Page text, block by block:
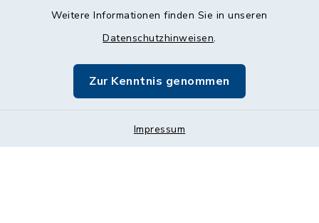
Weitere Informationen finden Sie in unseren
Datenschutzhinweisen.
Zur Kenntnis genommen
Impressum
Barrierefreiheit
Impressum
Sitemap